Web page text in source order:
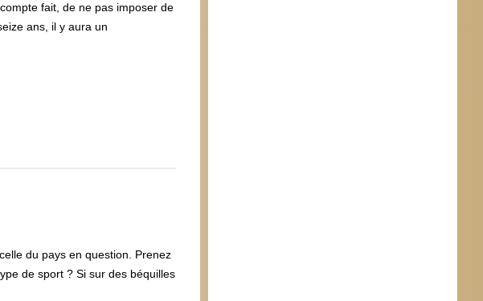
fait, de ne pas imposer de
ans, il y aura un
du pays en question. Prenez
de sport ? Si sur des béquilles